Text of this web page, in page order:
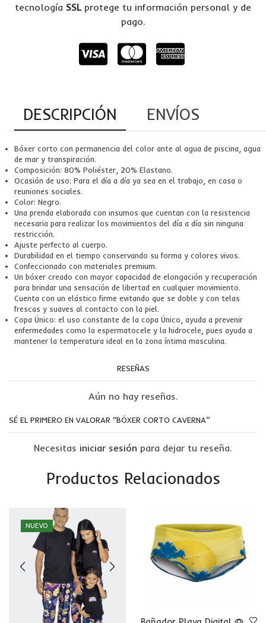
tecnología SSL protege tu información personal y de
pago.
DESCRIPCIÓN ENVÍOS
Bóxer corto con permanencia del color ante al agua de piscina, agua
de mar y transpiración.
Composición: 80% Poliéster, 20% Elastano.
Ocasión de uso: Para el día a día ya sea en el trabajo, en casa o
reuniones sociales.
Color: Negro.
Una prenda elaborada con insumos que cuentan con la resistencia
necesaria para realizar los movimientos del día a día sin ninguna
restricción.
Ajuste perfecto al cuerpo.
Durabilidad en el tiempo conservando su forma y colores vivos.
Confeccionado con materiales premium.
Un bóxer creado con mayor capacidad de elongación y recuperación
para brindar una sensación de libertad en cualquier movimiento.
Cuenta con un elástico firme evitando que se doble y con telas
frescas y suaves al contacto con la piel.
Copa Único: el uso constante de la copa Único, ayuda a prevenir
enfermedades como la espermatocele y la hidrocele, pues ayuda a
mantener la temperatura ideal en la zona íntima masculina.
RESEÑAS
Aún no hay reseñas.
SÉ EL PRIMERO EN VALORAR “BÓXER CORTO CAVERNA”
Necesitas iniciar sesión para dejar tu reseña.
Productos Relacionados
NUEVO